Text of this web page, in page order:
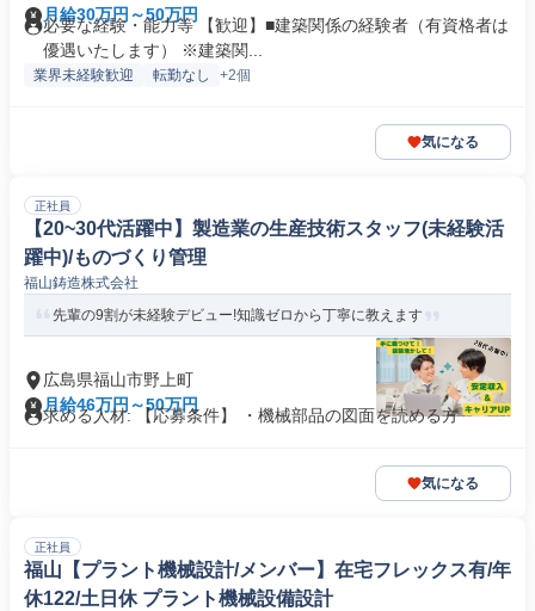
月給30万円～50万円
必要な経験・能力等 【歓迎】■建築関係の経験者（有資格者は
優遇いたします） ※建築関...
業界未経験歓迎 転勤なし +2個
気になる
正社員
【20~30代活躍中】製造業の生産技術スタッフ(未経験活
躍中)/ものづくり管理
福山鋳造株式会社
先輩の9割が未経験デビュー!知識ゼロから丁寧に教えます
広島県福山市野上町
月給46万円～50万円
求める人材: 【応募条件】 ・機械部品の図面を読める方
気になる
正社員
福山【プラント機械設計/メンバー】在宅フレックス有/年
休122/土日休 プラント機械設備設計